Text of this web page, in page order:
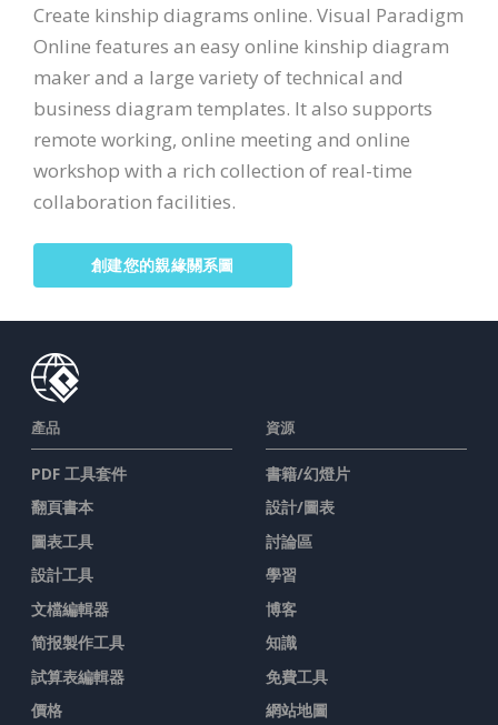
Create kinship diagrams online. Visual Paradigm
Online features an easy online kinship diagram
maker and a large variety of technical and
business diagram templates. It also supports
remote working, online meeting and online
workshop with a rich collection of real-time
collaboration facilities.
創建您的親緣關系圖
產品
PDF 工具套件
翻頁書本
圖表工具
設計工具
文檔編輯器
简报製作工具
試算表編輯器
價格
資源
書籍/幻燈片
設計/圖表
討論區
學習
博客
知識
免費工具
網站地圖